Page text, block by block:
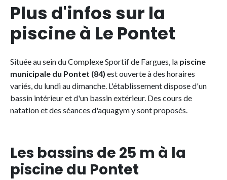
Plus d'infos sur la
piscine à Le Pontet
Située au sein du Complexe Sportif de Fargues, la piscine
municipale du Pontet (84) est ouverte à des horaires
variés, du lundi au dimanche. L'établissement dispose d'un
bassin intérieur et d'un bassin extérieur. Des cours de
natation et des séances d'aquagym y sont proposés.
Les bassins de 25 m à la
piscine du Pontet